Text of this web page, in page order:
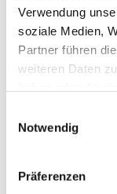
Verwendung
soziale Medien,
Partner führen
weiteren Daten
Notwendig
Präferenzen